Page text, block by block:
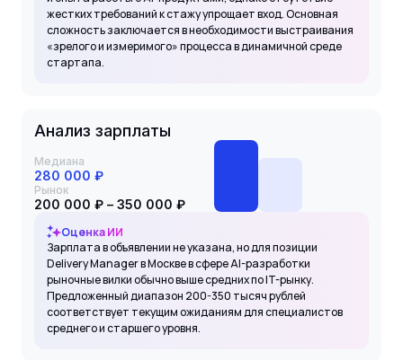
жестких требований к стажу упрощает вход. Основная
сложность заключается в необходимости выстраивания
«зрелого и измеримого» процесса в динамичной среде
стартапа.
Анализ зарплаты
Медиана
280 000 ₽
Рынок
200 000 ₽ – 350 000 ₽
Оценка ИИ
Зарплата в объявлении не указана, но для позиции
Delivery Manager в Москве в сфере AI-разработки
рыночные вилки обычно выше средних по IT-рынку.
Предложенный диапазон 200-350 тысяч рублей
соответствует текущим ожиданиям для специалистов
среднего и старшего уровня.